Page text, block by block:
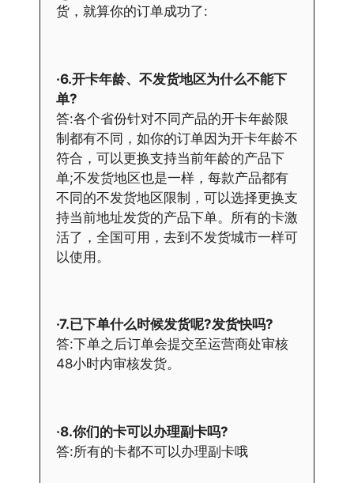
货，就算你的订单成功了:
·6.开卡年龄、不发货地区为什么不能下
单?
答:各个省份针对不同产品的开卡年龄限
制都有不同，如你的订单因为开卡年龄不
符合，可以更换支持当前年龄的产品下
单;不发货地区也是一样，每款产品都有
不同的不发货地区限制，可以选择更换支
持当前地址发货的产品下单。所有的卡激
活了，全国可用，去到不发货城市一样可
以使用。
·7.已下单什么时候发货呢?发货快吗?
答:下单之后订单会提交至运营商处审核
48小时内审核发货。
·8.你们的卡可以办理副卡吗?
答:所有的卡都不可以办理副卡哦